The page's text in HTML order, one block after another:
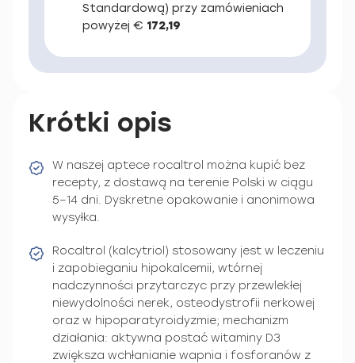
Standardową) przy zamówieniach
powyżej € 172,19
Krótki opis
W naszej aptece rocaltrol można kupić bez
recepty, z dostawą na terenie Polski w ciągu
5–14 dni. Dyskretne opakowanie i anonimowa
wysyłka.
Rocaltrol (kalcytriol) stosowany jest w leczeniu
i zapobieganiu hipokalcemii, wtórnej
nadczynności przytarczyc przy przewlekłej
niewydolności nerek, osteodystrofii nerkowej
oraz w hipoparatyroidyzmie; mechanizm
działania: aktywna postać witaminy D3
zwiększa wchłanianie wapnia i fosforanów z